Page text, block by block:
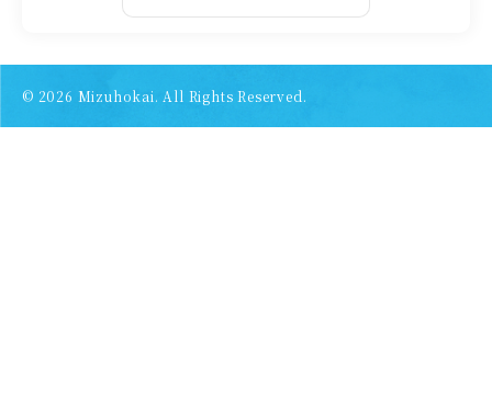
© 2026 Mizuhokai. All Rights Reserved.